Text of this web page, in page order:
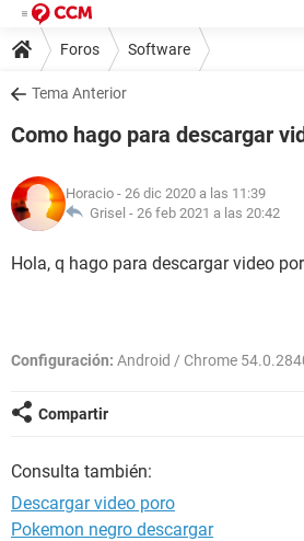
Foros Software
Tema Anterior
Como hago para descargar
Horacio - 26 dic 2020 a las 11:39
Grisel - 26 feb 2021 a las 20:42
Hola, q hago para descargar video
Configuración: Android / Chrome
Compartir
Consulta también:
Descargar video poro
Pokemon negro descargar